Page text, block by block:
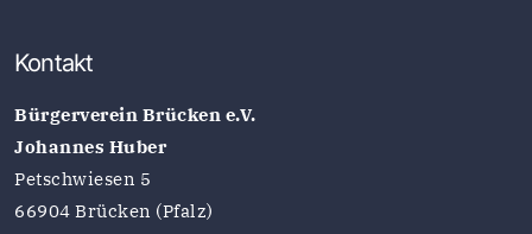
Kontakt
Bürgerverein Brücken e.V.
Johannes Huber
Petschwiesen 5
66904 Brücken (Pfalz)